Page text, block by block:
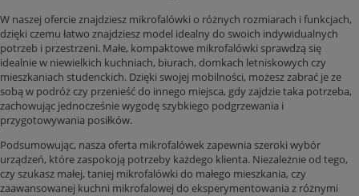
W naszej ofercie znajdziesz mikrofalówki o różnych rozmiarach i funkcjach,
dzięki czemu łatwo znajdziesz model idealny do swoich indywidualnych
potrzeb i przestrzeni. Małe, kompaktowe mikrofalówki sprawdzą się
idealnie w niewielkich kuchniach, biurach, domkach letniskowych czy
mieszkaniach studenckich. Dzięki swojej mobilności, możesz zabrać je ze
sobą w podróż czy przenieść do innego miejsca, gdy zajdzie taka potrzeba,
zachowując jednocześnie wygodę szybkiego podgrzewania i
przygotowywania posiłków.
Podsumowując, nasza oferta mikrofalówek zapewnia szeroki wybór
urządzeń, które zaspokoją potrzeby każdego klienta. Niezależnie od tego,
czy szukasz małej, taniej mikrofalówki do małego mieszkania, czy
zaawansowanej kuchni mikrofalowej do eksperymentowania z różnymi